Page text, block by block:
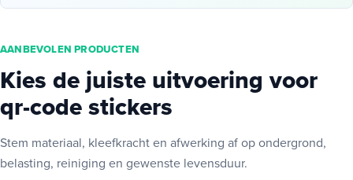
AANBEVOLEN PRODUCTEN
Kies de juiste uitvoering voor
qr-code stickers
Stem materiaal, kleefkracht en afwerking af op ondergrond,
belasting, reiniging en gewenste levensduur.